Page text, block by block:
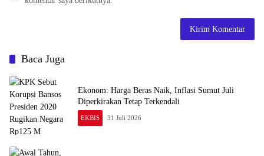
Baca Juga
Ekonom: Harga Beras Naik, Inflasi Sumut Juli
Diperkirakan Tetap Terkendali
EKBIS 31 Juli 2026